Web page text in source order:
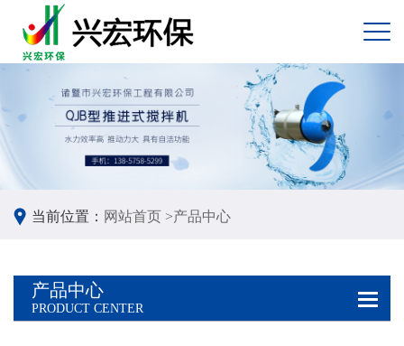
当前位置： 网站首页 >产品中心
产品中心
PRODUCT CENTER